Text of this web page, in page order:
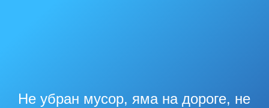
Не убран мусор, яма на дороге, не